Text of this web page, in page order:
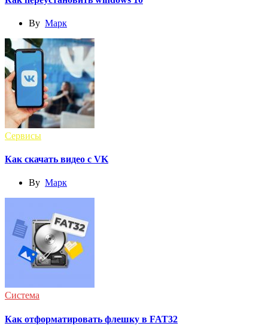
By Марк
Сервисы
Как скачать видео с VK
By Марк
Система
Как отформатировать флешку в FAT32